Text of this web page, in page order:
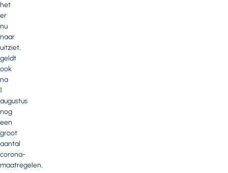
het
er
nu
naar
uitziet,
geldt
ook
na
1
augustus
nog
een
groot
aantal
corona-
maatregelen,